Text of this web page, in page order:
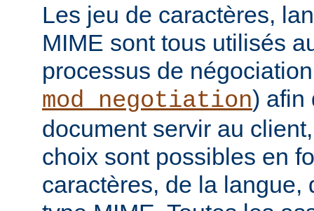
Les jeu de caractères,
MIME sont tous utilisés
processus de
mod_negotiation) afin
document servir au
choix sont possibles en
caractères, de la langue,